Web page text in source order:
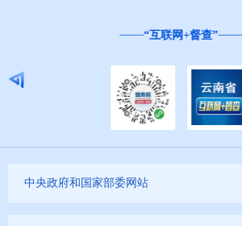
推进户籍和出入境管理服务公开
云南省网上新闻发布厅
“互联网+督查”
中央政府和国家部委网站